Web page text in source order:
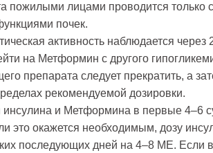
пожилыми лицами проводится только
почек.
активность наблюдается
на Метформин с другого
препарата следует прекратить, а
рекомендуемой дозировки.
и Метформина в первые 4–6
это окажется необходимым, дозу
последующих дней на 4–8 МЕ. Если